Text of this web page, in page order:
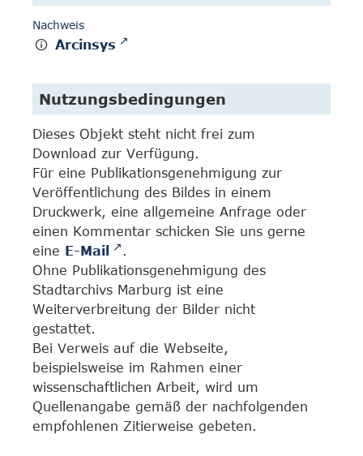
Nachweis
Arcinsys
Nutzungsbedingungen
Dieses Objekt steht nicht frei zum
Download zur Verfügung.
Für eine Publikationsgenehmigung zur
Veröffentlichung des Bildes in einem
Druckwerk, eine allgemeine Anfrage oder
einen Kommentar schicken Sie uns gerne
eine E-Mail
.
Ohne Publikationsgenehmigung des
Stadtarchivs Marburg ist eine
Weiterverbreitung der Bilder nicht
gestattet.
Bei Verweis auf die Webseite,
beispielsweise im Rahmen einer
wissenschaftlichen Arbeit, wird um
Quellenangabe gemäß der nachfolgenden
empfohlenen Zitierweise gebeten.